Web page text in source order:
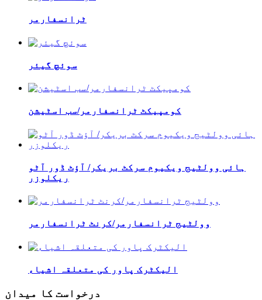
ٹرانسفارمر
سوئچ گیئر
کومپیکٹ ٹرانسفارمر/سب اسٹیشن
ہائی وولٹیج ویکیوم سرکٹ بریکر/ آؤٹ ڈور آٹو
ریکلوزر
وولٹیج ٹرانسفارمر/کرنٹ ٹرانسفارمر
الیکٹرک پاور کی متعلقہ اشیاء
درخواست کا میدان